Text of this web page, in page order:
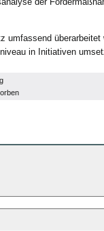
umfassend
in Initiativen